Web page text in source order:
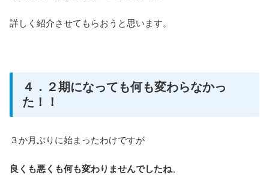
詳しく紹介させてもらおうと思います。
４．２期になっても何も変わらなかっ
た！！
３か月ぶりに始まったわけですが
良くも悪くも何も変わりませんでしたね。